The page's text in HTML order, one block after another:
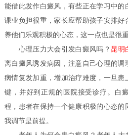
能借此发作白癜风，有些正在学习中的
课业负担很重，家长应帮助孩子安排
养他们乐观积极的心态，这一点也是很重
心理压力大会引发白癜风吗？ 昆明
离白癜风诱发病因，注意自己心理的
病情复发加重，增加治疗难度，一旦患
键，并好到正规的医院接受诊疗。白
程，患者在保持一个健康积极的心态的
我调节是前提。